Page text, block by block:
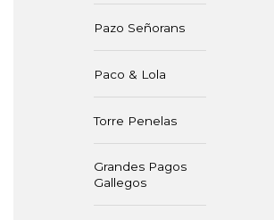
Pazo Señorans
Paco & Lola
Torre Penelas
Grandes Pagos
Gallegos